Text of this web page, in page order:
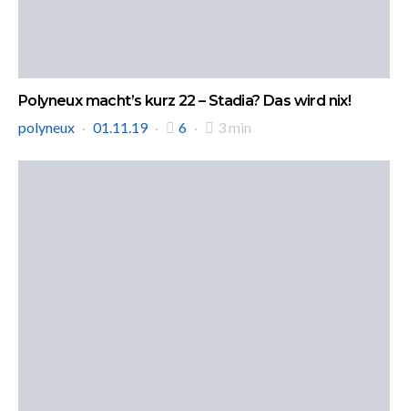
Polyneux macht’s kurz 22 – Stadia? Das wird nix!
polyneux
01.11.19 6 3 min